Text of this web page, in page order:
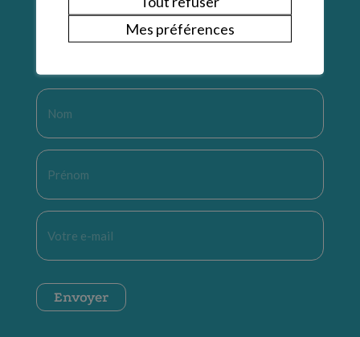
Restons en contact
Nom
Prénom
E-
mail
CAPTCHA
Envoyer
Mes préférences